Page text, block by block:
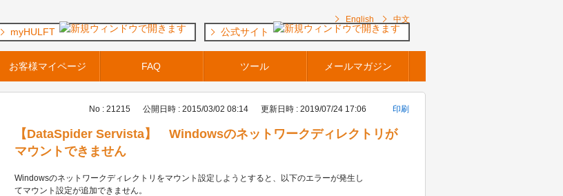
English 中文
お客様マイページ FAQ ツール メールマガジン
myHULFT 公式サイト
No : 21215 公開日時 : 2015/03/02 08:14 更新日時 : 2019/07/24 17:06 印刷
【DataSpider Servista】 Windowsのネットワークディレクトリが
マウントできません
Windowsのネットワークディレクトリをマウント設定しようとすると、以下のエラーが発生し
てマウント設定が追加できません。